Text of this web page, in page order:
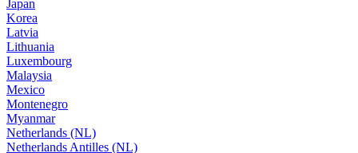
Japan
Korea
Latvia
Lithuania
Luxembourg
Malaysia
Mexico
Montenegro
Myanmar
Netherlands (NL)
Netherlands Antilles (NL)